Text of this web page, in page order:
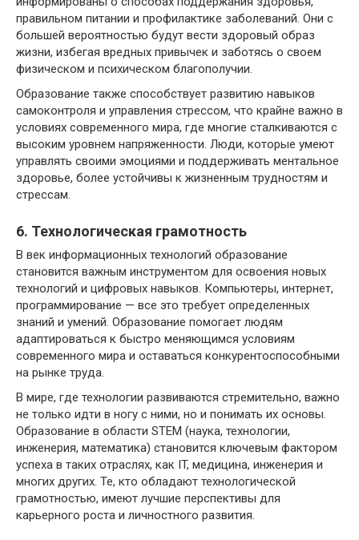
правильном питании и профилактике заболеваний. Они с
большей вероятностью будут вести здоровый образ
жизни, избегая вредных привычек и заботясь о своем
физическом и психическом благополучии.
Образование также способствует развитию навыков
самоконтроля и управления стрессом, что крайне важно в
условиях современного мира, где многие сталкиваются с
высоким уровнем напряженности. Люди, которые умеют
управлять своими эмоциями и поддерживать ментальное
здоровье, более устойчивы к жизненным трудностям и
стрессам.
6. Технологическая грамотность
В век информационных технологий образование
становится важным инструментом для освоения новых
технологий и цифровых навыков. Компьютеры, интернет,
программирование — все это требует определенных
знаний и умений. Образование помогает людям
адаптироваться к быстро меняющимся условиям
современного мира и оставаться конкурентоспособными
на рынке труда.
В мире, где технологии развиваются стремительно, важно
не только идти в ногу с ними, но и понимать их основы.
Образование в области STEM (наука, технологии,
инженерия, математика) становится ключевым фактором
успеха в таких отраслях, как IT, медицина, инженерия и
многих других. Те, кто обладают технологической
грамотностью, имеют лучшие перспективы для
карьерного роста и личностного развития.